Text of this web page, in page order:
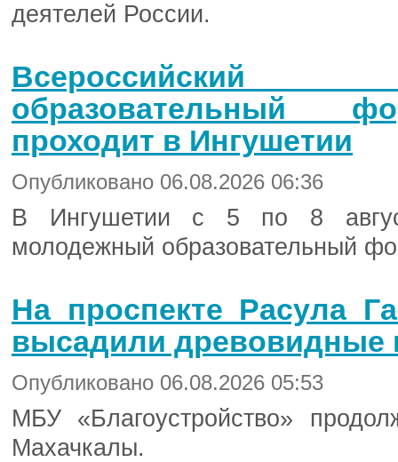
деятелей России.
образовательный
проходит в Ингушетии
Опубликовано 06.08.2026 06:36
В Ингушетии с 5 по 8
молодежный образовательный
На проспекте Расула
высадили древовидные
Опубликовано 06.08.2026 05:53
МБУ «Благоустройство»
Махачкалы.